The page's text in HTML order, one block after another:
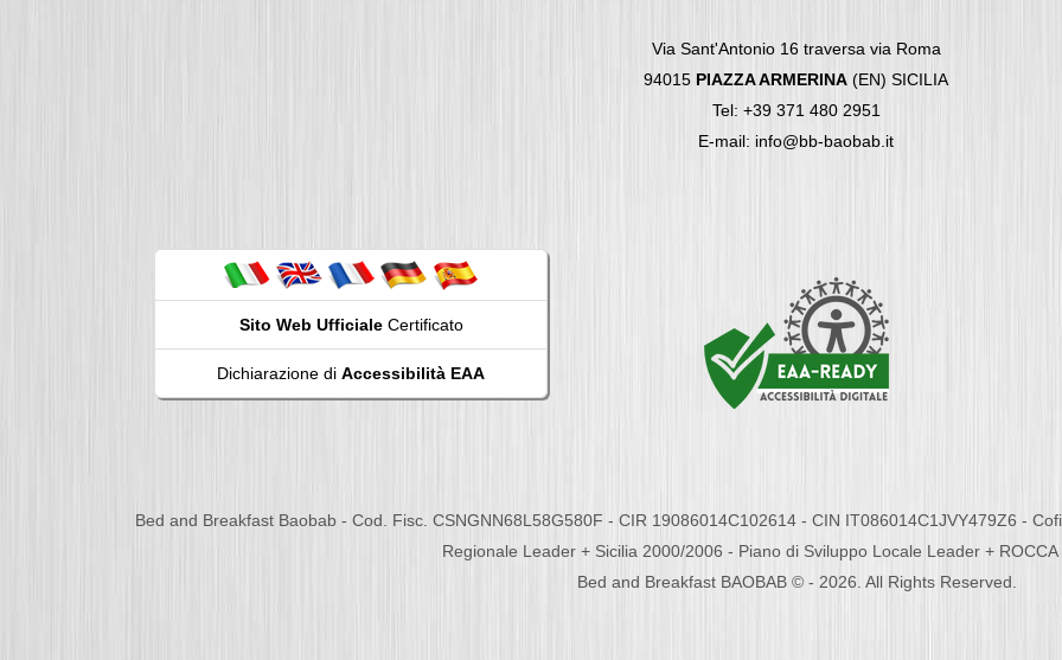
Via Sant'Antonio 16 traversa via Roma
94015 PIAZZA ARMERINA (EN) SICILIA
Tel: +39 371 480 2951
E-mail: info@bb-baobab.it
Sito Web UfficialeCertificato
Dichiarazione di Accessibilità EAA
Bed and Breakfast Baobab - Cod. Fisc. CSNGNN68L58G580F - CIR 19086014C102614 - CIN IT086014C1JVY479Z6 -
Regionale Leader + Sicilia 2000/2006 - Piano di Sviluppo Locale Leader + ROCCA
Bed and Breakfast BAOBAB © - 2026. All Rights Reserved.